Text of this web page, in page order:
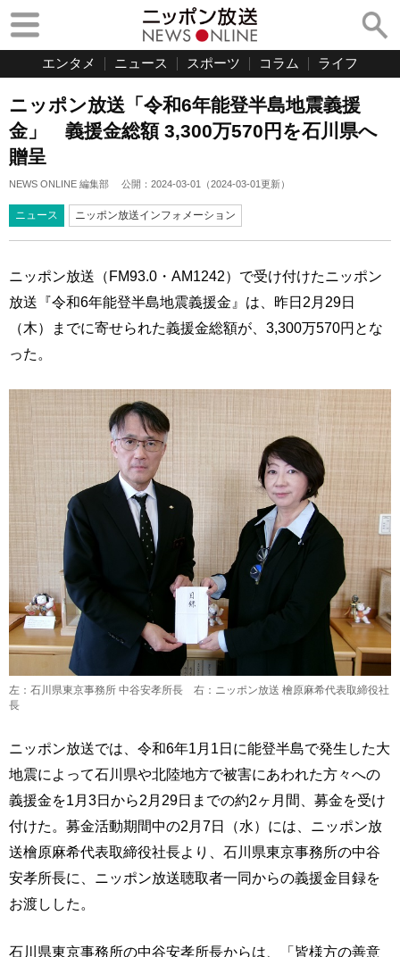
エンタメ ニュース スポーツ コラム ライフ
ニッポン放送「令和6年能登半島地震義援
金」 義援金総額 3,300万570円を石川県へ
贈呈
NEWS ONLINE 編集部 公開： 2024-03-01 （2024-03-01更新）
ニュース ニッポン放送インフォメーション
ニッポン放送（FM93.0・AM1242）で受け付けたニッポン
放送『令和6年能登半島地震義援金』は、昨日2月29日
（木）までに寄せられた義援金総額が、3,300万570円とな
った。
左：石川県東京事務所 中谷安孝所長 右：ニッポン放送 檜原麻希代表取締役社
長
ニッポン放送では、令和6年1月1日に能登半島で発生した大
地震によって石川県や北陸地方で被害にあわれた方々への
義援金を1月3日から2月29日までの約2ヶ月間、募金を受け
付けた。募金活動期間中の2月7日（水）には、ニッポン放
送檜原麻希代表取締役社長より、石川県東京事務所の中谷
安孝所長に、ニッポン放送聴取者一同からの義援金目録を
お渡しした。
石川県東京事務所の中谷安孝所長からは、「皆様方の善意